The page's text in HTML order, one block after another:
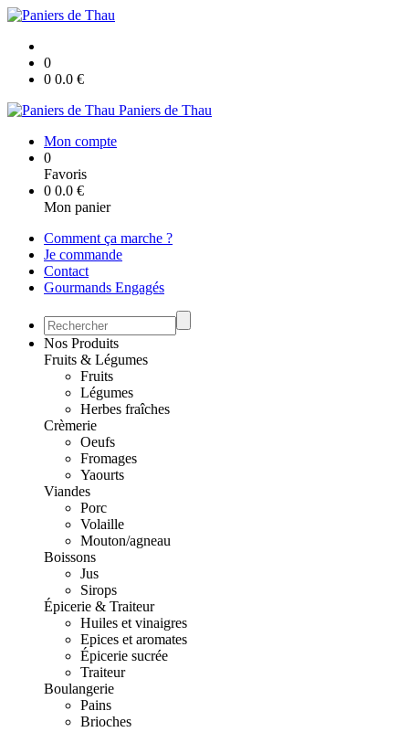
0
0 0.0 €
Paniers de Thau
Mon compte
0
Favoris
0 0.0 €
Mon panier
Comment ça marche ?
Je commande
Contact
Gourmands Engagés
Nos Produits
Fruits & Légumes
Fruits
Légumes
Herbes fraîches
Crèmerie
Oeufs
Fromages
Yaourts
Viandes
Porc
Volaille
Mouton/agneau
Boissons
Jus
Sirops
Épicerie & Traiteur
Huiles et vinaigres
Epices et aromates
Épicerie sucrée
Traiteur
Boulangerie
Pains
Brioches